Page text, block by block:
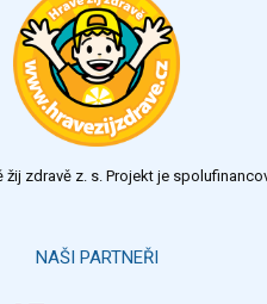
zdravě z. s. Projekt je
NAŠI PARTNEŘI